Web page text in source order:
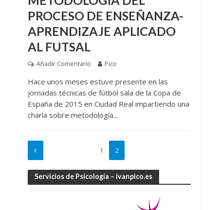
PROCESO DE ENSEÑANZA-
APRENDIZAJE APLICADO
AL FUTSAL
Añadir Comentario Pico
Hace unos meses estuve presente en las
jornadas técnicas de fútbol sala de la Copa de
España de 2015 en Ciudad Real impartiendo una
charla sobre metodología...
1 2
Servicios de Psicología – ivanpico.es